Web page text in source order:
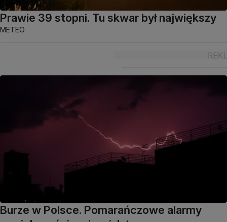
Prawie 39 stopni. Tu skwar był największy
METEO
Burze w Polsce. Pomarańczowe alarmy